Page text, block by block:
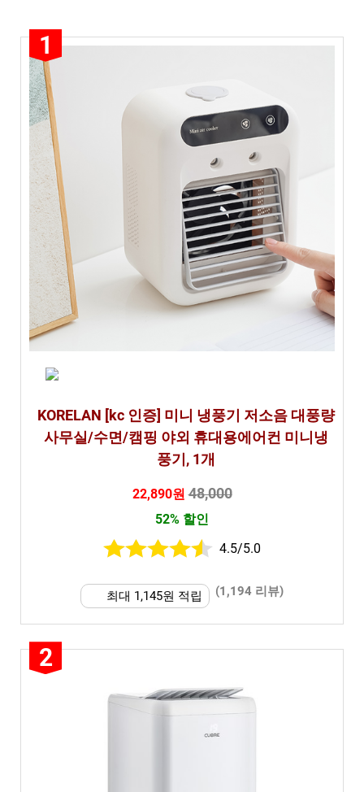
에
어
컨 6 가
지
비
교
분
석
1
KORELAN [kc 인증] 미니 냉풍기 저소음 대풍량
사무실/수면/캠핑 야외 휴대용에어컨 미니냉
풍기, 1개
22,890원48,000
52% 할인
4.5/5.0
최대 1,145원 적립 (1,194 리뷰)
2